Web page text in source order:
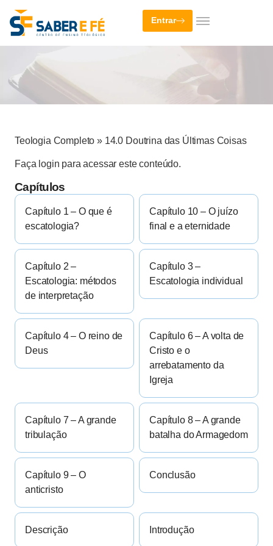
Entrar
Teologia Completo » 14.0 Doutrina das Últimas Coisas
Faça login para acessar este conteúdo.
Capítulos
Capítulo 1 – O que é
escatologia?
Capítulo 10 – O juízo
final e a eternidade
Capítulo 2 –
Escatologia: métodos
de interpretação
Capítulo 3 –
Escatologia individual
Capítulo 4 – O reino de
Deus
Capítulo 6 – A volta de
Cristo e o
arrebatamento da
Igreja
Capítulo 7 – A grande
tribulação
Capítulo 8 – A grande
batalha do Armagedom
Capítulo 9 – O
anticristo
Conclusão
Descrição Introdução